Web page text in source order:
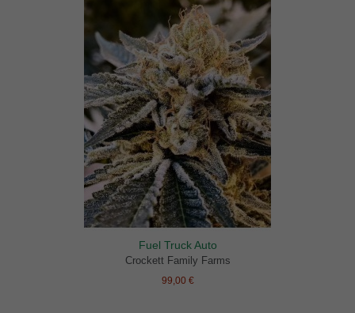
Fuel Truck Auto
Crockett Family Farms
99,00 €